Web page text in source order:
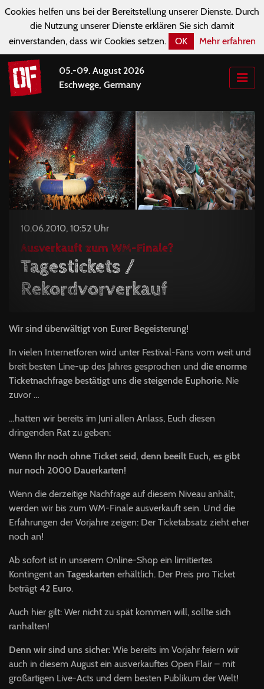
Cookies helfen uns bei der Bereitstellung unserer Dienste. Durch
die Nutzung unserer Dienste erklären Sie sich damit
einverstanden, dass wir Cookies setzen.
OK Mehr erfahren
05.-09. August 2026
Eschwege, Germany
10.06.2010, 10:52 Uhr
Ausverkauft zum WM-Finale?
Tagestickets /
Rekordvorverkauf
Wir sind überwältigt von Eurer Begeisterung!
In vielen Internetforen wird unter Festival-Fans vom weit und
breit besten Line-up des Jahres gesprochen und die enorme
Ticketnachfrage bestätigt uns die steigende Euphorie. Nie
zuvor …
…hatten wir bereits im Juni allen Anlass, Euch diesen
dringenden Rat zu geben:
Wenn Ihr noch ohne Ticket seid, denn beeilt Euch, es gibt
nur noch 2000 Dauerkarten!
Wenn die derzeitige Nachfrage auf diesem Niveau anhält,
werden wir bis zum WM-Finale ausverkauft sein. Und die
Erfahrungen der Vorjahre zeigen: Der Ticketabsatz zieht eher
noch an!
Ab sofort ist in unserem Online-Shop ein limitiertes
Kontingent an Tageskarten erhältlich. Der Preis pro Ticket
beträgt 42 Euro.
Auch hier gilt: Wer nicht zu spät kommen will, sollte sich
ranhalten!
Denn wir sind uns sicher: Wie bereits im Vorjahr feiern wir
auch in diesem August ein ausverkauftes Open Flair – mit
großartigen Live-Acts und dem besten Publikum der Welt!